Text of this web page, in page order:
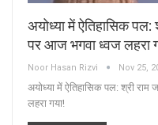
अयोध्या में ऐतिहासिक
पर आज भगवा ध्वज लहरा
Noor Hasan Rizvi Nov 25,
अयोध्या में ऐतिहासिक पल: श्री
लहरा गया!